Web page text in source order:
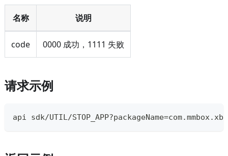
名称 说明
code 0000 成功，1111 失败
请求示例
api sdk/UTIL/